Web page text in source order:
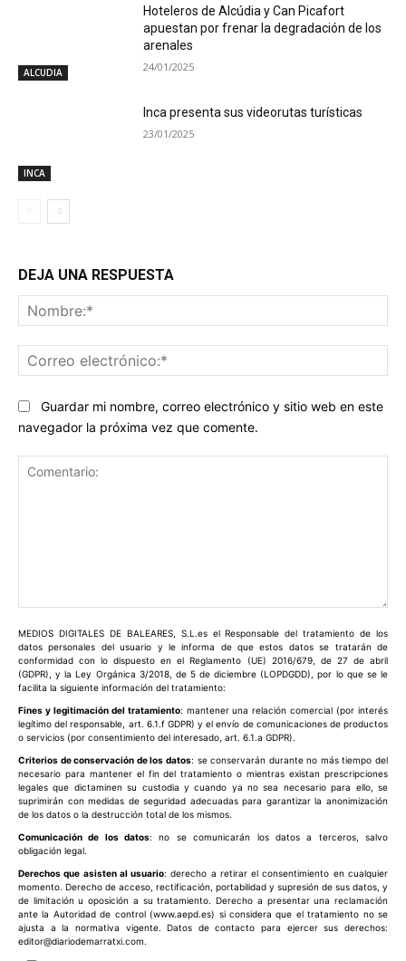
ALCUDIA
Hoteleros de Alcúdia y Can Picafort
apuestan por frenar la degradación de los
arenales
24/01/2025
INCA
Inca presenta sus videorutas turísticas
23/01/2025
DEJA UNA RESPUESTA
Guardar mi nombre, correo electrónico y sitio web en este
navegador la próxima vez que comente.
MEDIOS DIGITALES DE BALEARES, S.L.es el Responsable del tratamiento de los
datos personales del usuario y le informa de que estos datos se tratarán de
conformidad con lo dispuesto en el Reglamento (UE) 2016/679, de 27 de abril
(GDPR), y la Ley Orgánica 3/2018, de 5 de diciembre (LOPDGDD), por lo que se le
facilita la siguiente información del tratamiento:
Fines y legitimación del tratamiento: mantener una relación comercial (por interés
legítimo del responsable, art. 6.1.f GDPR) y el envío de comunicaciones de productos
o servicios (por consentimiento del interesado, art. 6.1.a GDPR).
Criterios de conservación de los datos: se conservarán durante no más tiempo del
necesario para mantener el fin del tratamiento o mientras existan prescripciones
legales que dictaminen su custodia y cuando ya no sea necesario para ello, se
suprimirán con medidas de seguridad adecuadas para garantizar la anonimización
de los datos o la destrucción total de los mismos.
Comunicación de los datos: no se comunicarán los datos a terceros, salvo
obligación legal.
Derechos que asisten al usuario: derecho a retirar el consentimiento en cualquier
momento. Derecho de acceso, rectificación, portabilidad y supresión de sus datos, y
de limitación u oposición a su tratamiento. Derecho a presentar una reclamación
ante la Autoridad de control (www.aepd.es) si considera que el tratamiento no se
ajusta a la normativa vigente. Datos de contacto para ejercer sus derechos:
editor@diariodemarratxi.com.